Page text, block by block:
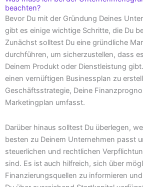
beachten?
Bevor Du mit der Gründung Deines
gibt es einige wichtige Schritte, die Du
Zunächst solltest Du eine gründliche
durchführen, um sicherzustellen, dass
Deinem Produkt oder Dienstleistung
einen vernüftigen Businessplan zu
Geschäftsstrategie, Deine
Marketingplan umfasst.
Darüber hinaus solltest Du überlegen,
besten zu Deinem Unternehmen passt
steuerlichen und rechtlichen
sind. Es ist auch hilfreich, sich über
Finanzierungsquellen zu informieren